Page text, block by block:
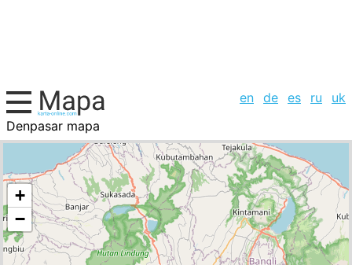
en de es ru
uk
Denpasar mapa
Nepal, la lista de ciudades
+
−